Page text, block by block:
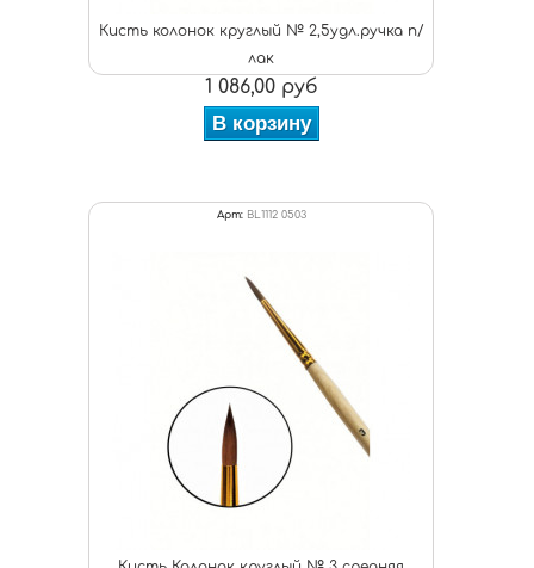
Кисть колонок круглый № 2,5удл.ручка п/
лак
1 086,00 руб
В корзину
Арт: BL1112 0503